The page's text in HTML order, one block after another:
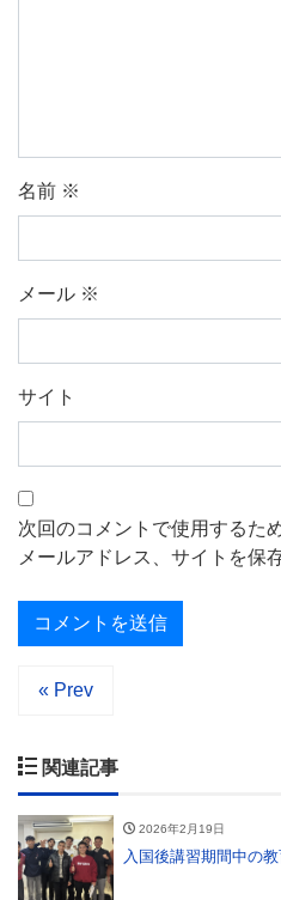
名前 ※
メール ※
サイト
次回のコメントで使用するた
メールアドレス、サイトを保
« Prev
関連記事
2026年2月19日
入国後講習期間中の